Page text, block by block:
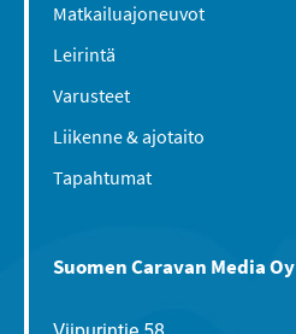
Matkailuajoneuvot
Leirintä
Varusteet
Liikenne & ajotaito
Tapahtumat
Suomen Caravan Media Oy